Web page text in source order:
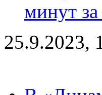
минут
25.9.2023,